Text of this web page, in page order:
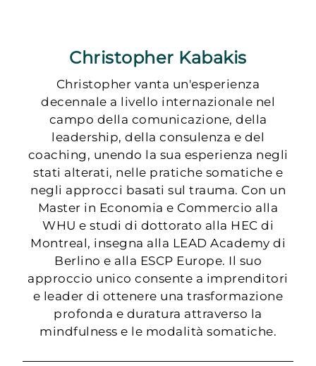
Christopher Kabakis
Christopher vanta un'esperienza
decennale a livello internazionale nel
campo della comunicazione, della
leadership, della consulenza e del
coaching, unendo la sua esperienza negli
stati alterati, nelle pratiche somatiche e
negli approcci basati sul trauma. Con un
Master in Economia e Commercio alla
WHU e studi di dottorato alla HEC di
Montreal, insegna alla LEAD Academy di
Berlino e alla ESCP Europe. Il suo
approccio unico consente a imprenditori
e leader di ottenere una trasformazione
profonda e duratura attraverso la
mindfulness e le modalità somatiche.